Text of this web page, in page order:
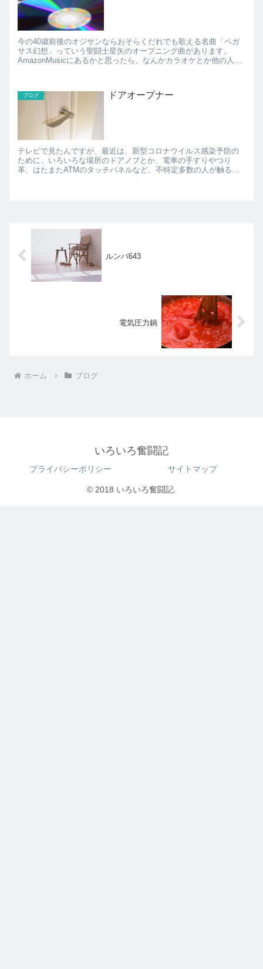
今の40歳前後のオジサンならおそらくだれでも歌える名曲「ペガ
サス幻想」っていう聖闘士星矢のオープニング曲があります。
AmazonMusicにあるかと思ったら、なんかカラオケとか他の人が
ブログ ドアオープナー
テレビで見たんですが、最近は、新型コロナウイルス感染予防の
ために、いろいろな場所のドアノブとか、電車の手すりやつり
革、はたまたATMのタッチパネルなど、不特定多数の人が触るこ
ルンバ643
電気圧力鍋
ホーム ブログ
いろいろ奮闘記
プライバシーポリシー サイトマップ
© 2018 いろいろ奮闘記.